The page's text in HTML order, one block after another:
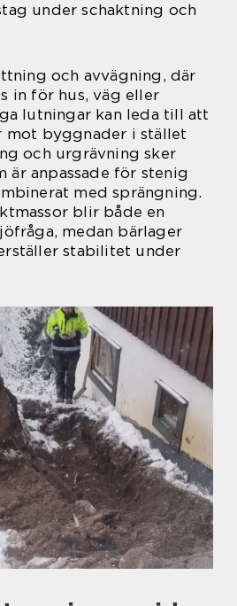
under schaktning och
och avvägning, där
in för hus, väg eller
lutningar kan leda till att
mot byggnader i stället
och urgrävning sker
är anpassade för stenig
med sprängning.
blir både en
medan bärlager
stabilitet under